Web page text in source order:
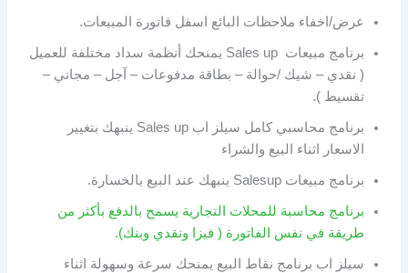
عرض/اخفاء ملاحظات البائع اسفل فاتورة المبيعات.
برنامج مبيعات Sales up يمنحك أنظمة سداد مختلفة للعميل
( نقدي – شيك /حوالة – بطاقة مدفوعات – آجل – مجاني –
تقسيط ).
برنامج محاسبي كامل سيلز اب Sales up ينبهك بتغيير
الاسعار اثناء البيع والشراء
برنامج مبيعات Salesup ينبهك عند البيع بالخسارة.
برنامج محاسبة للمحلات التجارية يسمح بالدفع بأكثر من
طريقة في نفس الفاتورة ( فيزا ونقدي وبنك).
سيلز اب برنامج نقاط البيع يمنحك سرعة وسهولة اثناء